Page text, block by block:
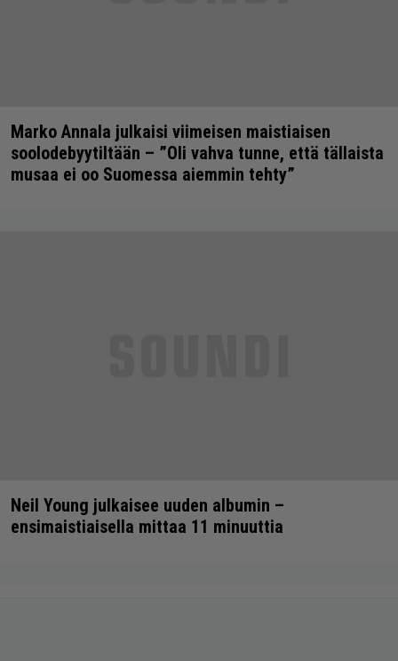
Marko Annala julkaisi viimeisen maistiaisen
soolodebyytiltään – ”Oli vahva tunne, että tällaista
musaa ei oo Suomessa aiemmin tehty”
Neil Young julkaisee uuden albumin –
ensimaistiaisella mittaa 11 minuuttia